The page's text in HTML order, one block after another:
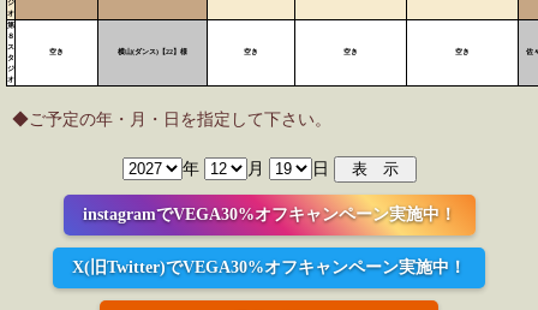
ジ
オ
第
８
ス
タ
ジ
オ
空き 横山(ダンス)【22】様 空き 空き 空き 佐
◆ご予定の年・月・日を指定して下さい。
年 月 日
instagramでVEGA30%オフキャンペーン実施中！
X(旧Twitter)でVEGA30%オフキャンペーン実施中！